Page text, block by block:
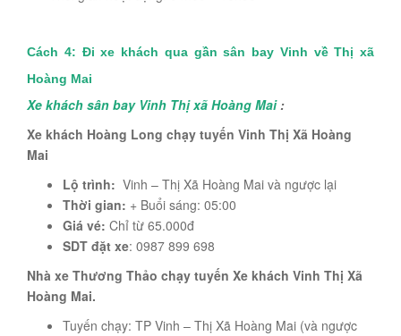
Cách 4: Đi xe khách qua gần sân bay Vinh về Thị xã
Hoàng Mai
Xe khách sân bay Vinh Thị xã Hoàng Mai:
Xe khách Hoàng Long chạy tuyến Vinh Thị Xã Hoàng
Mai
Lộ trình: Vinh – Thị Xã Hoàng Mai và ngược lại
Thời gian: + Buổi sáng: 05:00
Giá vé: Chỉ từ 65.000đ
SDT đặt xe: 0987 899 698
Nhà xe Thương Thảo chạy tuyến Xe khách Vinh Thị Xã
Hoàng Mai.
Tuyến chạy: TP Vinh – Thị Xã Hoàng Mai (và ngược